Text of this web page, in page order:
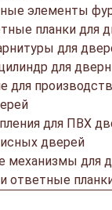
элементы
планки для
для
для
для
для ПВХ
дверей
механизмы для
ответные